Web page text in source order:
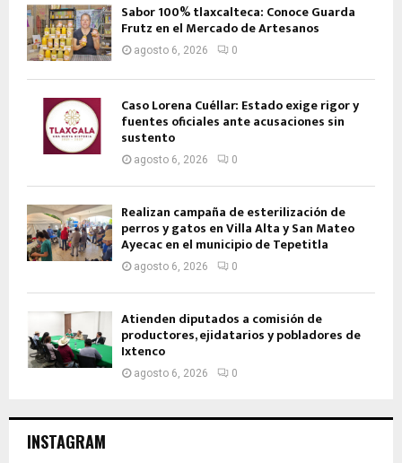
Sabor 100% tlaxcalteca: Conoce Guarda
Frutz en el Mercado de Artesanos
agosto 6, 2026 0
Caso Lorena Cuéllar: Estado exige rigor y
fuentes oficiales ante acusaciones sin
sustento
agosto 6, 2026 0
Realizan campaña de esterilización de
perros y gatos en Villa Alta y San Mateo
Ayecac en el municipio de Tepetitla
agosto 6, 2026 0
Atienden diputados a comisión de
productores, ejidatarios y pobladores de
Ixtenco
agosto 6, 2026 0
INSTAGRAM